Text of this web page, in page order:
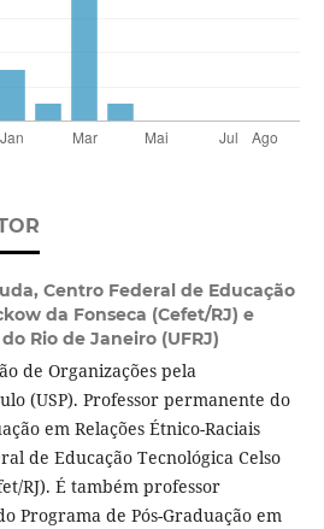
Centro Federal de Educação
da Fonseca (Cefet/RJ) e
Rio de Janeiro (UFRJ)
de Organizações pela
(USP). Professor permanente do
em Relações Étnico-Raciais
de Educação Tecnológica Celso
RJ). É também professor
Programa de Pós-Graduação em